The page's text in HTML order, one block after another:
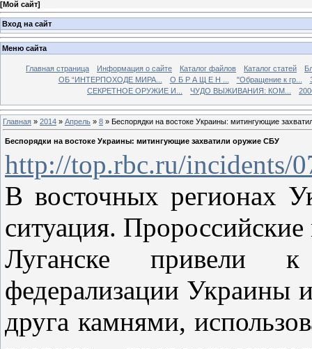
[Мой сайт]
Вход на сайт
Меню сайта
Главная страница Информация о сайте Каталог файлов Каталог статей
ОБ “ИНТЕРПОХОДЕ МИРА...
О Б Р А Щ Е Н ... "Обращение к гр...
СЕКРЕТНОЕ ОРУЖИЕ И...
ЧУДО ВЫЖИВАНИЯ: КОМ...
Главная » 2014 » Апрель » 8 » Беспорядки на востоке Украины: митингующие
Беспорядки на востоке Украины: митингующие захватили оружие СБУ
http://top.rbc.ru/incidents/
В восточных регионах
ситуация.
Луганске привели к
федерализации Украины
друга камнями,